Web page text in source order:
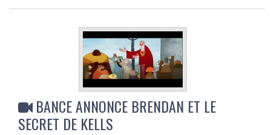
BANCE ANNONCE BRENDAN ET LE
SECRET DE KELLS